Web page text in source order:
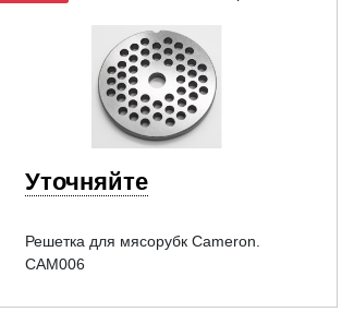
Уточняйте
Решетка для мясорубк Cameron.
CAM006